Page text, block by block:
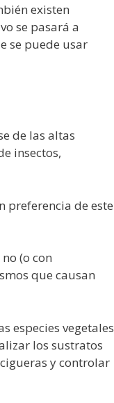
existen
se pasará a
se puede usar
de las altas
insectos,
preferencia de este
(o con
que causan
especies vegetales
los sustratos
y controlar